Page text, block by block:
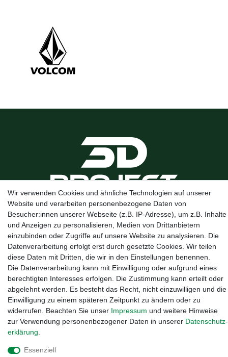
Kanalstraße 5, 95444 Bayreuth ·0921 / 50753020 ·info@3dproject-
bayreuth.de
Widerrufs­recht
Wir verwenden Cookies und ähnliche Technologien auf unserer
Website und verarbeiten personenbezogene Daten von
Besucher:innen unserer Webseite (z.B. IP-Adresse), um z.B. Inhalte
und Anzeigen zu personalisieren, Medien von Drittanbietern
einzubinden oder Zugriffe auf unsere Website zu analysieren. Die
Datenverarbeitung erfolgt erst durch gesetzte Cookies. Wir teilen
diese Daten mit Dritten, die wir in den Einstellungen benennen.
Die Datenverarbeitung kann mit Einwilligung oder aufgrund eines
berechtigten Interesses erfolgen. Die Zustimmung kann erteilt oder
abgelehnt werden. Es besteht das Recht, nicht einzuwilligen und die
Einwilligung zu einem späteren Zeitpunkt zu ändern oder zu
widerrufen. Beachten Sie unser Impressum und weitere Hinweise
zur Verwendung personenbezogener Daten in unserer Daten­schutz­
erklärung
Essenziell